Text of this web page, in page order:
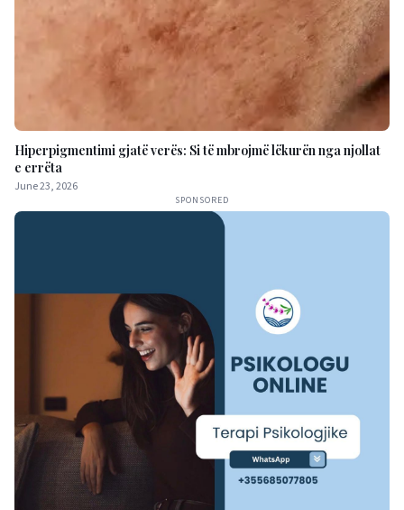
Hiperpigmentimi gjatë verës: Si të mbrojmë lëkurën nga njollat
e errëta
June 23, 2026
SPONSORED